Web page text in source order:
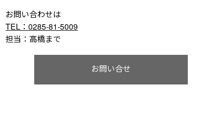
お問い合わせは
TEL：0285-81-5009
担当：高橋まで
お問い合せ